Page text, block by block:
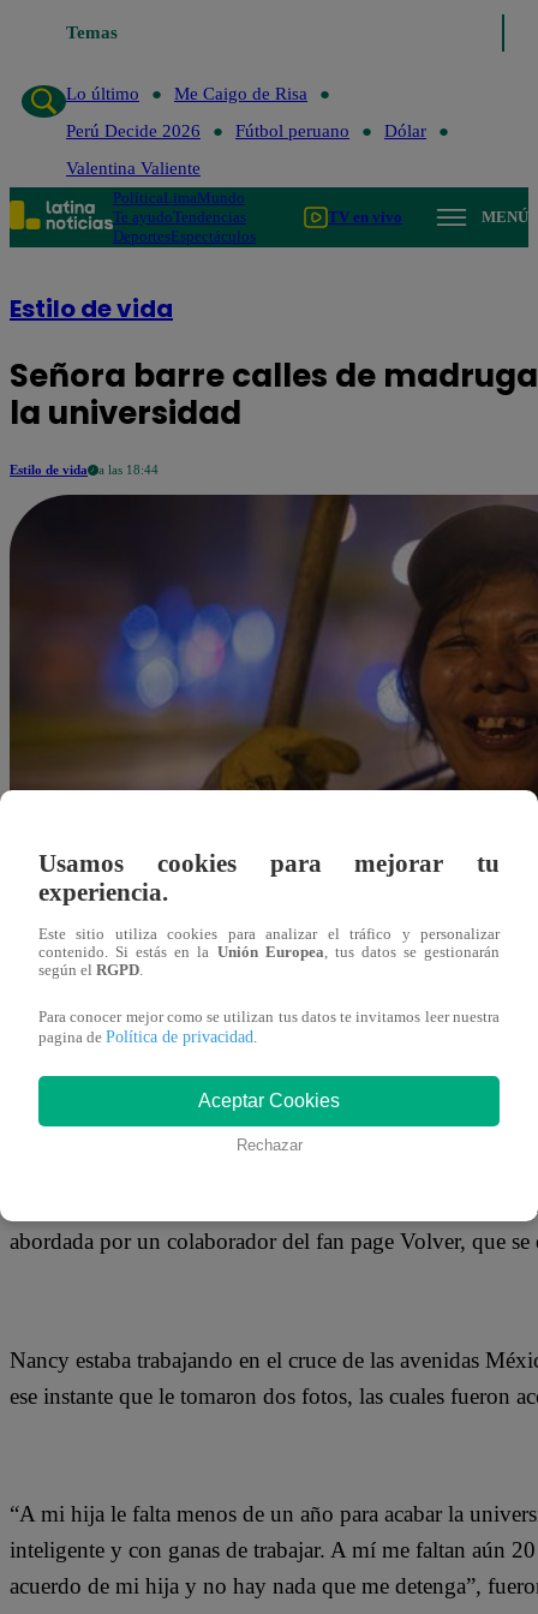
Temas
Lo último
Me Caigo de Risa
Perú Decide 2026
Fútbol peruano
Dólar
Valentina Valiente
PolíticaLimaMundo
Te ayudoTendencias
DeportesEspectáculos
TV en vivo MENÚ
Estilo de vida
Señora barre calles de
la universidad
Estilo de vida a las 18:44
horas. Ella es una madre de familia que trabaja
abordada por un colaborador del fan page Volver, que
Nancy estaba trabajando en el cruce de las avenidas
ese instante que le tomaron dos fotos, las cuales fueron
“A mi hija le falta menos de un año para acabar la
inteligente y con ganas de trabajar. A mí me faltan aún
acuerdo de mi hija y no hay nada que me detenga”,
Usamos cookies para mejorar tu
experiencia.
Este sitio utiliza cookies para analizar el tráfico y personalizar
contenido. Si estás en la Unión Europea, tus datos se gestionarán
según el RGPD.
Para conocer mejor como se utilizan tus datos te invitamos leer nuestra
pagina de Política de privacidad.
Aceptar Cookies
Rechazar